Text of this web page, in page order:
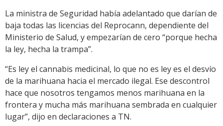
La ministra de Seguridad había adelantado que darían de
baja todas las licencias del Reprocann, dependiente del
Ministerio de Salud, y empezarían de cero “porque hecha
la ley, hecha la trampa”.
“Es ley el cannabis medicinal, lo que no es ley es el desvío
de la marihuana hacia el mercado ilegal. Ese descontrol
hace que nosotros tengamos menos marihuana en la
frontera y mucha más marihuana sembrada en cualquier
lugar”, dijo en declaraciones a TN.